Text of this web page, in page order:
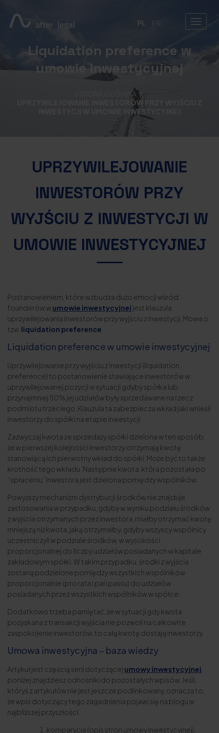
PL
Liquidation preference w
umowie inwestycyjnej
STRONA GŁÓWNA
UPRZYWILEJOWANIE INWESTORÓW PRZY WYJŚCIU Z
INWESTYCJI W UMOWIE INWESTYCYJNEJ
UPRZYWILEJOWANIE
INWESTORÓW PRZY
WYJŚCIU Z INWESTYCJI W
UMOWIE INWESTYCYJNEJ
Postanowieniem, które wzbudza dużo emocji wśród
founderów wumowie inwestycyjnej jest klauzula
uprzywilejowania inwestorów przy wyjściu z inwestycji. Mowa o
tzw. liquidation preference
Liquidation preference w umowie inwestycyjnej
Uprzywilejowanie przy wyjściu z inwestycji (liquidation
preference) to postanowienie stawiające inwestorów w
uprzywilejowanej pozycji w sytuacji gdyby spółka lub
przynajmniej 50% jej udziałów były sprzedawane na rzecz
podmiotu trzeciego. Klauzula ta zabezpiecza wkład jaki wnieśli
inwestorzy do spółki na etapie inwestycji.
Zazwyczaj kwota ze sprzedaży spółki dzielona w ten sposób,
że w pierwszej kolejności inwestorzy otrzymają kwotę
stanowiącą ich pierwotny wkład do spółki. Może być to także
krotność tego wkładu. Następnie kwota, która pozostała po
“spłaceniu” inwestora jest dzielona pomiędzy wspólników.
Powyższy mechanizm dystrybucji środków nie znajduje
zastosowania w przypadku, gdyby w wyniku podziału środków
z wyjścia otrzymanych przez inwestora, miałby otrzymać kwotę
mniejszą niż kwota, jaką otrzymałby, gdyby wszyscy wspólnicy
uczestniczyli w podziale środków, w wysokości
proporcjonalnej do liczby udziałów posiadanych w kapitale
zakładowym spółki. W takim przypadku, środki z wyjścia
zostaną podzielone pomiędzy wszystkich wspólników
proporcjonalnie (pro rata i pari passu) do udziałów
posiadanych przez wszystkich wspólników w spółce.
Dodatkowo trzeba pamiętać, że w sytuacji gdy kwota
pozyskana z transakcji wyjścia nie pozwoli na całkowite
zaspokojenie inwestorów, to całą kwotę dostają inwestorzy.
Umowa inwestycyjna – baza wiedzy
Artykuł jest częścią serii dotyczącej umowy inwestycyjnej
poniżej znajdziesz odnośniki do pozostałych wpisów. Jeśli,
któryś z artykułów nie jest jeszcze podlinkowany, oznacza to,
że wpis dotyczący tego zagadnienia pojawi się na blogu w
najbliższej przyszłości.
komparycja (opis stron umowy inwestycyjnej),